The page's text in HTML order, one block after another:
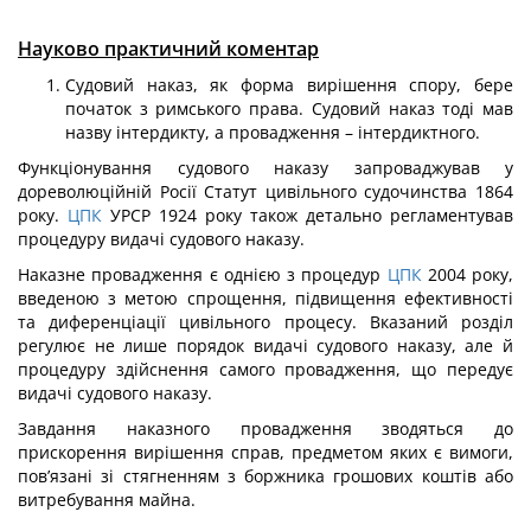
Науково практичний коментар
Судовий наказ, як форма вирішення спору, бере
початок з римського права. Судовий наказ тоді мав
назву інтердикту, а провадження – інтердиктного.
Функціонування судового наказу запроваджував у
дореволюційній Росії Статут цивільного судочинства 1864
року. ЦПК УРСР 1924 року також детально регламентував
процедуру видачі судового наказу.
Наказне провадження є однією з процедур ЦПК2004 року,
введеною з метою спрощення, підвищення ефективності
та диференціації цивільного процесу. Вказаний розділ
регулює не лише порядок видачі судового наказу, але й
процедуру здійснення самого провадження, що передує
видачі судового наказу.
Завдання наказного провадження зводяться до
прискорення вирішення справ, предметом яких є вимоги,
пов’язані зі стягненням з боржника грошових коштів або
витребування майна.